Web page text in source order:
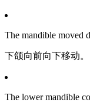
The mandible moved
下颌向前向下移动。
The lower mandible